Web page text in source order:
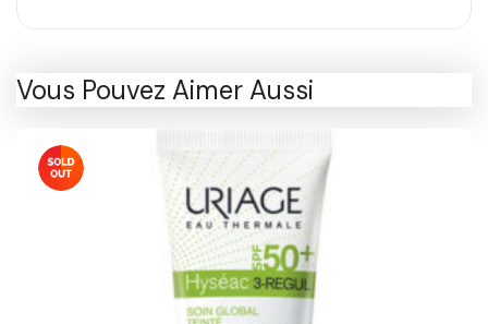
Vous Pouvez Aimer Aussi